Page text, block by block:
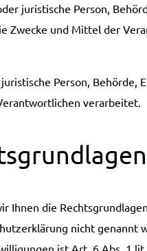
juristische Person,
Zwecke und Mittel der
Person, Behörde,
verarbeitet.
Ihnen die
nicht genannt
ist Art. 6 Abs. 1